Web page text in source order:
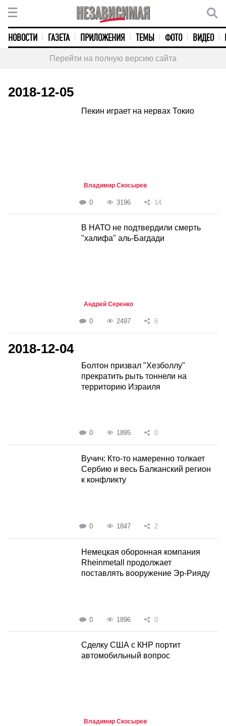
НОВОСТИ ГАЗЕТА ПРИЛОЖЕНИЯ ТЕМЫ ФОТО ВИДЕО
Перейти на полную версию сайта
2018-12-05
Пекин играет на нервах Токио
Владимир Скосырев
0 3196 14
В НАТО не подтвердили смерть
"халифа" аль-Багдади
Андрей Серенко
0 2497 6
2018-12-04
Болтон призвал "Хезболлу"
прекратить рыть тоннели на
территорию Израиля
0 1895 0
Вучич: Кто-то намеренно толкает
Сербию и весь Балканский регион
к конфликту
0 1847 2
Немецкая оборонная компания
Rheinmetall продолжает
поставлять вооружение Эр-Рияду
0 1896 0
Cделку США с КНР портит
автомобильный вопрос
Владимир Скосырев